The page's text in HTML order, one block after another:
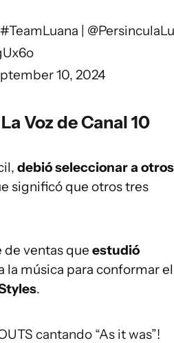
#TeamLuana
10, 2024
Voz de Canal 10
debió seleccionar a
significó que otros tres
de ventas que estudió
la música para conformar el
.
cantando “As it was”!